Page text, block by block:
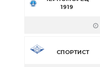
1919
СПОРТИСТ